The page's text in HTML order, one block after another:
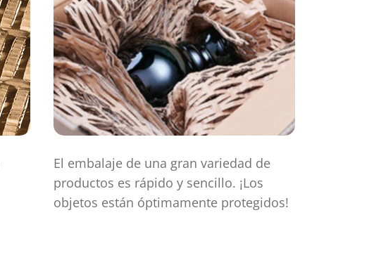
El embalaje de una gran variedad de
productos es rápido y sencillo. ¡Los
objetos están óptimamente protegidos!